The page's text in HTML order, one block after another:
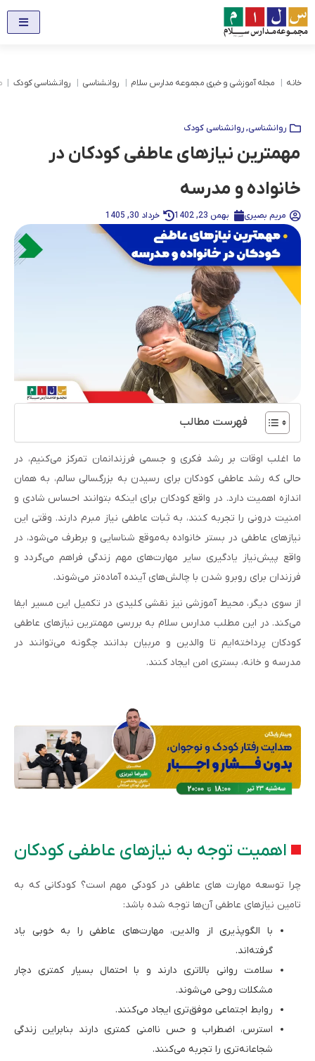
خانه مجله آموزشی و خبری مجموعه مدارس سلام روانشناسی روانشناسی کودک
روانشناسی,روانشناسی کودک
مهمترین نیازهای عاطفی کودکان در
خانواده و مدرسه
مریم بصیری بهمن 23, 1402 خرداد 30, 1405
فهرست مطالب
ما اغلب اوقات بر رشد فکری و جسمی فرزندانمان تمرکز می‌کنیم، در
حالی که رشد عاطفی کودکان برای رسیدن به بزرگسالی سالم، به همان
اندازه اهمیت دارد. در واقع کودکان برای اینکه بتوانند احساس شادی و
امنیت درونی را تجربه کنند، به ثبات عاطفی نیاز مبرم دارند. وقتی این
نیازهای عاطفی در بستر خانواده به‌موقع شناسایی و برطرف می‌شود، در
واقع پیش‌نیاز یادگیری سایر مهارت‌های مهم زندگی فراهم می‌گردد و
فرزندان برای روبرو شدن با چالش‌های آینده آماده‌تر می‌شوند.
از سوی دیگر، محیط آموزشی نیز نقشی کلیدی در تکمیل این مسیر ایفا
می‌کند. در این مطلب مدارس سلام به بررسی مهمترین نیازهای عاطفی
کودکان پرداخته‌ایم تا والدین و مربیان بدانند چگونه می‌توانند در
مدرسه و خانه، بستری امن ایجاد کنند.
اهمیت توجه به نیازهای عاطفی کودکان
چرا توسعه مهارت های عاطفی در کودکی مهم است؟ کودکانی که به
تامین نیازهای عاطفی آن‌ها توجه شده باشد:
با الگوپذیری از والدین، مهارت‌های عاطفی را به خوبی یاد
گرفته‌اند.
سلامت روانی بالاتری دارند و با احتمال بسیار کمتری دچار
مشکلات روحی می‌شوند.
روابط اجتماعی موفق‌تری ایجاد می‌کنند.
استرس، اضطراب و حس ناامنی کمتری دارند بنابراین زندگی
شجاعانه‌تری را تجربه می‌کنند.